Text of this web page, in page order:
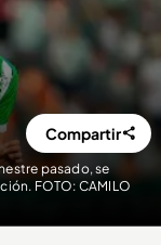
pasado, se
FOTO: CAMILO
Compartir